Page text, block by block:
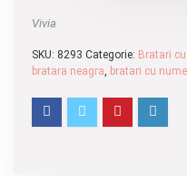
Vivia
SKU: 8293 Categorie: Bratari
bratara neagra, bratari cu nume